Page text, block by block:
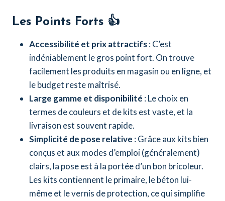
Les Points Forts 👍
Accessibilité et prix attractifs: C’est
indéniablement le gros point fort. On trouve
facilement les produits en magasin ou en ligne, et
le budget reste maîtrisé.
Large gamme et disponibilité : Le choix en
termes de couleurs et de kits est vaste, et la
livraison est souvent rapide.
Simplicité de pose relative : Grâce aux kits bien
conçus et aux modes d’emploi (généralement)
clairs, la pose est à la portée d’un bon bricoleur.
Les kits contiennent le primaire, le béton lui-
même et le vernis de protection, ce qui simplifie